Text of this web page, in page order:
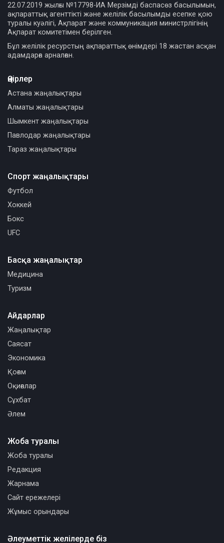
22.07.2019 жылғы №17798-ИА Мерзімді баспасөз басылымын,
ақпараттық агенттікті және желілік басылымды есепке қою
туралы куәлігі, Ақпарат және коммуникация министрлігінің
Ақпарат комитетімен берілген.
Бұл желілік ресурстың ақпараттық өнімдері 18 жастан асқан
адамдарға арналған.
Өңірлер
Астана жаңалықтары
Алматы жаңалықтары
Шымкент жаңалықтары
Павлодар жаңалықтары
Тараз жаңалықтары
Спорт жаңалықтары
Футбол
Хоккей
Бокс
UFC
Басқа жаңалықтар
Медицина
Туризм
Әлеуметтік желілерде біз
Айдарлар
Жаңалықтар
Саясат
Экономика
Қоғам
Оқиғалар
Сұхбат
Әлем
Жоба туралы
Жоба туралы
Редакция
Жарнама
Сайт ережелері
Жұмыс орындары